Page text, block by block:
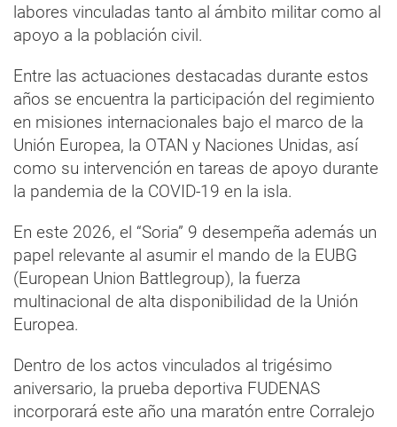
labores vinculadas tanto al ámbito militar como al
apoyo a la población civil.
Entre las actuaciones destacadas durante estos
años se encuentra la participación del regimiento
en misiones internacionales bajo el marco de la
Unión Europea, la OTAN y Naciones Unidas, así
como su intervención en tareas de apoyo durante
la pandemia de la COVID-19 en la isla.
En este 2026, el “Soria” 9 desempeña además un
papel relevante al asumir el mando de la EUBG
(European Union Battlegroup), la fuerza
multinacional de alta disponibilidad de la Unión
Europea.
Dentro de los actos vinculados al trigésimo
aniversario, la prueba deportiva FUDENAS
incorporará este año una maratón entre Corralejo